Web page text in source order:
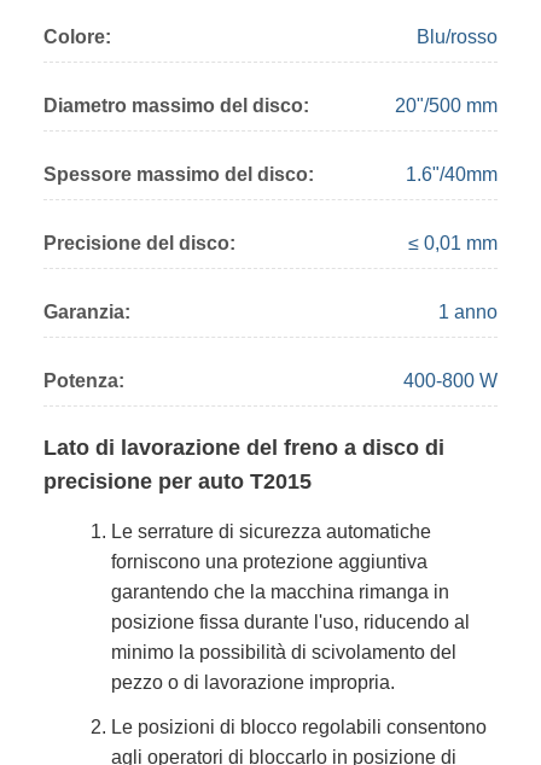
Colore: Blu/rosso
Diametro massimo del disco: 20"/500 mm
Spessore massimo del disco: 1.6"/40mm
Precisione del disco: ≤ 0,01 mm
Garanzia: 1 anno
Potenza: 400-800 W
Lato di lavorazione del freno a disco di
precisione per auto T2015
Le serrature di sicurezza automatiche
forniscono una protezione aggiuntiva
garantendo che la macchina rimanga in
posizione fissa durante l'uso, riducendo al
minimo la possibilità di scivolamento del
pezzo o di lavorazione impropria.
Le posizioni di blocco regolabili consentono
agli operatori di bloccarlo in posizione di